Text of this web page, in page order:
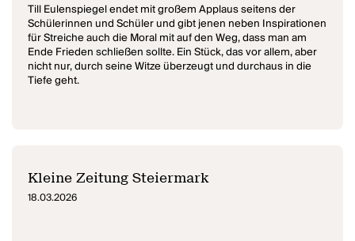
Till Eulenspiegel endet mit großem Applaus seitens der
Schülerinnen und Schüler und gibt jenen neben Inspirationen
für Streiche auch die Moral mit auf den Weg, dass man am
Ende Frieden schließen sollte. Ein Stück, das vor allem, aber
nicht nur, durch seine Witze überzeugt und durchaus in die
Tiefe geht.
Kleine Zeitung Steiermark
18.03.2026